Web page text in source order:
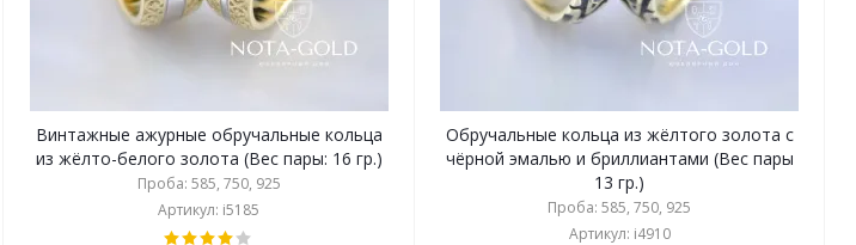
Винтажные ажурные обручальные кольца
из жёлто-белого золота (Вес пары: 16 гр.)
Проба: 585, 750, 925
Артикул: i5185
Обручальные кольца из жёлтого золота с
чёрной эмалью и бриллиантами (Вес пары
13 гр.)
Проба: 585, 750, 925
Артикул: i4910